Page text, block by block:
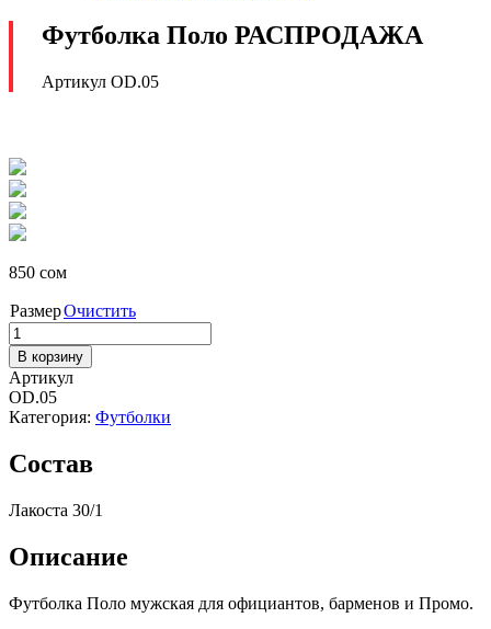
Футболка Поло РАСПРОДАЖА
Артикул OD.05
850 сом
РазмерОчистить
Количество
В корзину
Артикул
OD.05
Категория: Футболки
Состав
Лакоста 30/1
Описание
Футболка Поло мужская для официантов, барменов и Промо.